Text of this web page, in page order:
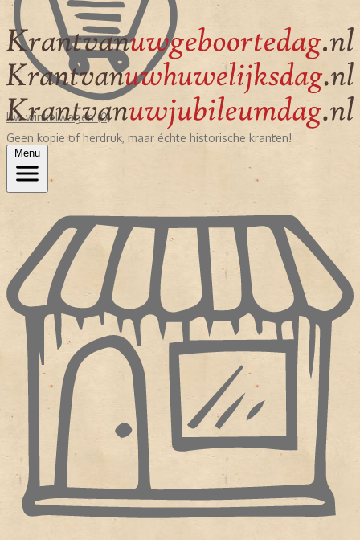
Uw winkelwagen (0)
Geen kopie of herdruk, maar échte historische kranten!
Menu